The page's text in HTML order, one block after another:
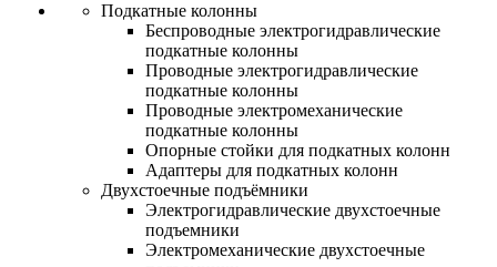
Подкатные колонны
Беспроводные электрогидравлические
подкатные колонны
Проводные электрогидравлические
подкатные колонны
Проводные электромеханические
подкатные колонны
Опорные стойки для подкатных колонн
Адаптеры для подкатных колонн
Двухстоечные подъёмники
Электрогидравлические двухстоечные
подъемники
Электромеханические двухстоечные